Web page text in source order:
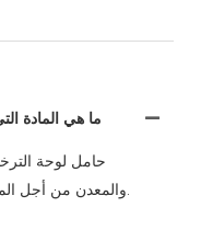
ما هي المادة
حامل لوحة
وABS والمعدن من أجل المتانة والاستخدام طويل الأمد.